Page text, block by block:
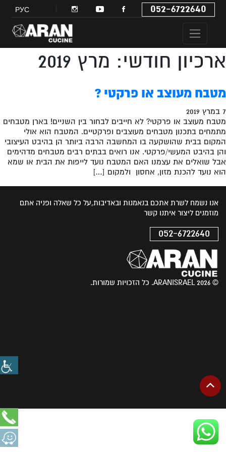
РУС 052-6722640
ארכיון חודשי: מרץ 2019
מטבח מעוצב או פרקטי ?
7 במרץ 2019
מטבח מעוצב או פרקטי? לא חייבים לבחור בין השניים! בארן מטבחים
מתמחים בתכנון מטבחים מעוצבים ופרקטיים. המטבח הוא אולי
המקום בבית שהושקעה בו המחשבה הרבה ביותר הן בהיבט העיצובי
והן בהיבט המעשי/פרקטי. אנו רואים בבתים רבים מטבחים מדהימים
אבל שואלים את עצמנו האם המטבח נועד לייפות את הבית או שמא
הוא נועד להכנת מזון, אחסון ולמקום […]
אנו נשמח לשרת אתכם בנאמנות ובאדיבות,על כל שאלה ופניה אתם
מוזמנים ליצור איתנו קשר
052-6722640
© 2026 ARANISRAEL. כל הזכויות שמורות.